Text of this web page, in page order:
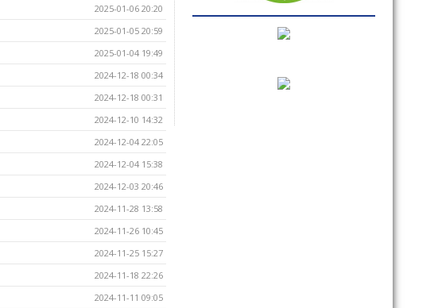
2025-01-06 20:20
2025-01-05 20:59
2025-01-04 19:49
2024-12-18 00:34
2024-12-18 00:31
2024-12-10 14:32
2024-12-04 22:05
2024-12-04 15:38
2024-12-03 20:46
2024-11-28 13:58
2024-11-26 10:45
2024-11-25 15:27
2024-11-18 22:26
2024-11-11 09:05